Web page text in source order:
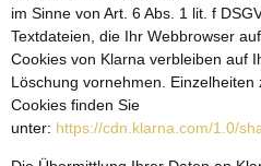
im Sinne von Art. 6 Abs. 1 lit. f
Textdateien, die Ihr Webbrowser
Cookies von Klarna verbleiben auf
Löschung vornehmen. Einzelheiten
Cookies finden Sie
unter: https://cdn.klarna.com/1.0/